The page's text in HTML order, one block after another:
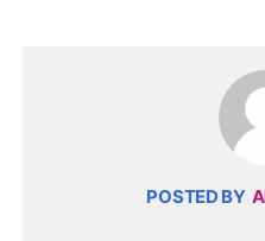
POSTED BY